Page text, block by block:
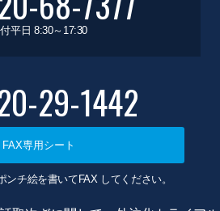
平日 8:30～17:30
29-1442
FAX専用シート
ンチ絵を書いてFAX してください。